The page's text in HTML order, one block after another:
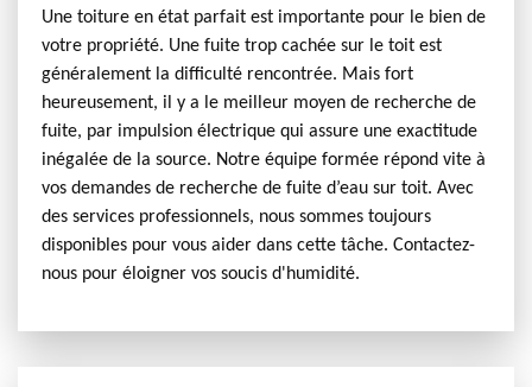
Une toiture en état parfait est importante pour le bien de
votre propriété. Une fuite trop cachée sur le toit est
généralement la difficulté rencontrée. Mais fort
heureusement, il y a le meilleur moyen de recherche de
fuite, par impulsion électrique qui assure une exactitude
inégalée de la source. Notre équipe formée répond vite à
vos demandes de recherche de fuite d’eau sur toit. Avec
des services professionnels, nous sommes toujours
disponibles pour vous aider dans cette tâche. Contactez-
nous pour éloigner vos soucis d'humidité.